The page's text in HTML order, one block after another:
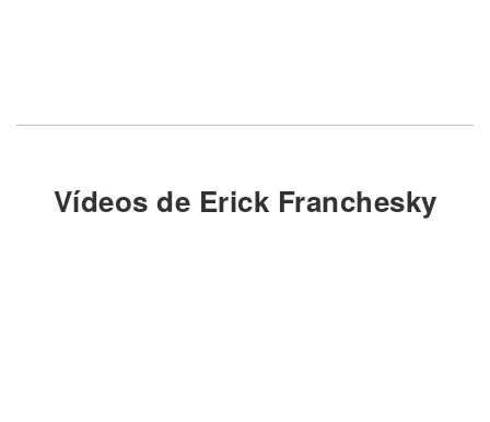
Vídeos de Erick Franchesky